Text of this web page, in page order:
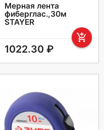
Мерная лента
фиберглас.,30м
STAYER
add_shopping_cart
1022.30 ₽